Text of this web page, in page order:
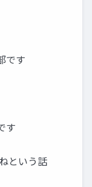
です
す
という話